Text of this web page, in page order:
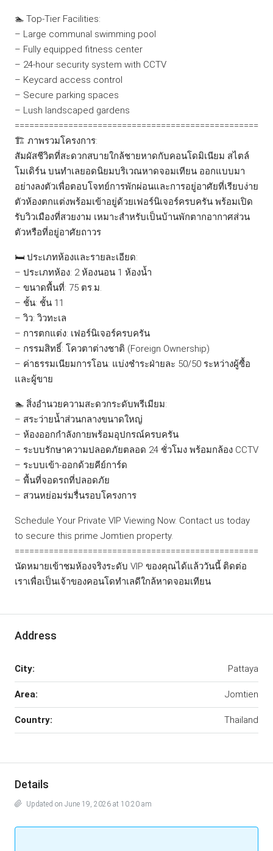
🏊 Top-Tier Facilities:
– Large communal swimming pool
– Fully equipped fitness center
– 24-hour security system with CCTV
– Keycard access control
– Secure parking spaces
– Lush landscaped gardens
==================================================
🏗️ ภาพรวมโครงการ:
สัมผัสชีวิตที่สะดวกสบายใกล้ชายหาดกับคอนโดมิเนียม สไตล์
โมเดิร์น บนทำเลยอดนิยมบริเวณหาดจอมเทียน ออกแบบมา
อย่างลงตัวเพื่อตอบโจทย์การพักผ่อนและการอยู่อาศัยที่เรียบง่าย
ตัวห้องตกแต่งพร้อมเข้าอยู่ด้วยเฟอร์นิเจอร์ครบครัน พร้อมเปิด
รับวิวเมืองที่สวยงาม เหมาะสำหรับเป็นบ้านพักตากอากาศส่วน
ตัวหรือที่อยู่อาศัยถาวร
🛏️ ประเภทห้องและรายละเอียด:
– ประเภทห้อง: 2 ห้องนอน 1 ห้องน้ำ
– ขนาดพื้นที่: 75 ตร.ม.
– ชั้น: ชั้น 11
– วิว: วิวทะเล
– การตกแต่ง: เฟอร์นิเจอร์ครบครัน
– กรรมสิทธิ์: โควตาต่างชาติ (Foreign Ownership)
– ค่าธรรมเนียมการโอน: แบ่งชำระฝ่ายละ 50/50 ระหว่างผู้ซื้อ
และผู้ขาย
🏊 สิ่งอำนวยความสะดวกระดับพรีเมียม:
– สระว่ายน้ำส่วนกลางขนาดใหญ่
– ห้องออกกำลังกายพร้อมอุปกรณ์ครบครัน
– ระบบรักษาความปลอดภัยตลอด 24 ชั่วโมง พร้อมกล้อง CCTV
– ระบบเข้า-ออกด้วยคีย์การ์ด
– พื้นที่จอดรถที่ปลอดภัย
– สวนหย่อมร่มรื่นรอบโครงการ
Schedule Your Private VIP Viewing Now. Contact us today
to secure this prime Jomtien property.
==================================================
นัดหมายเข้าชมห้องจริงระดับ VIP ของคุณได้แล้ววันนี้ ติดต่อ
เราเพื่อเป็นเจ้าของคอนโดทำเลดีใกล้หาดจอมเทียน
Address
City: Pattaya
Area: Jomtien
Country: Thailand
Details
Updated on June 19, 2026 at 10:20 am